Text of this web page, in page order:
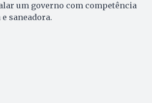
um governo com competência
saneadora.